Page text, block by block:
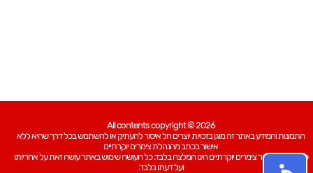
All contents copyright © 2026
התמונות והמידע באתר זה מוגן בזכויות יוצרים חל איסור להעתיק או להשתמש בכל דרך שהיא ללא
אישור בכתב מהנהלת צימרים יוקרתיים
כל האמור באתר צימרים יוקרתיים הינו המלצה בלבד. כל העושה שימוש באתר עושה זאת על אחריותו
ועל דעתו בלבד.